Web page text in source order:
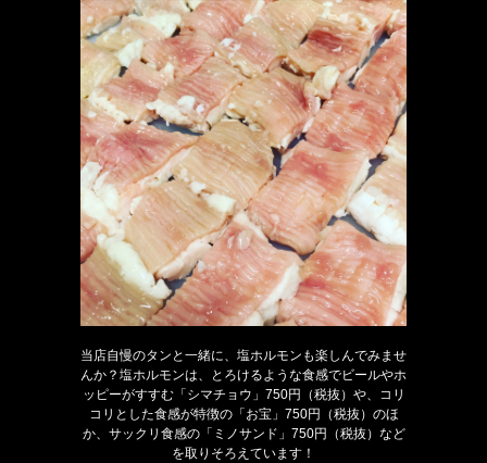
当店自慢のタンと一緒に、塩ホルモンも楽しんでみませ
んか？塩ホルモンは、とろけるような食感でビールやホ
ッピーがすすむ「シマチョウ」750円（税抜）や、コリ
コリとした食感が特徴の「お宝」750円（税抜）のほ
か、サックリ食感の「ミノサンド」750円（税抜）など
を取りそろえています！